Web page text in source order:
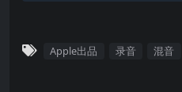
Apple出品 录音 混音